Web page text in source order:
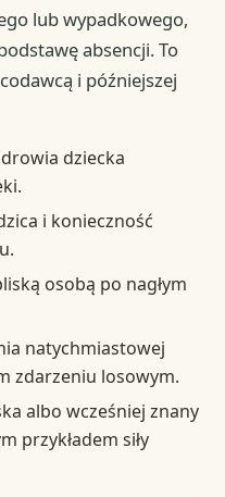
lub wypadkowego,
absencji. To
i późniejszej
dziecka
i konieczność
osobą po nagłym
natychmiastowej
zdarzeniu losowym.
albo wcześniej znany
przykładem siły